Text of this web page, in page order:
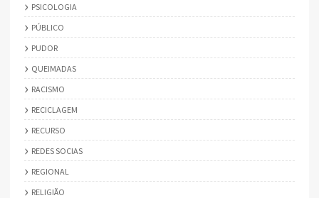
PSICOLOGIA
PÚBLICO
PUDOR
QUEIMADAS
RACISMO
RECICLAGEM
RECURSO
REDES SOCIAS
REGIONAL
RELIGIÃO